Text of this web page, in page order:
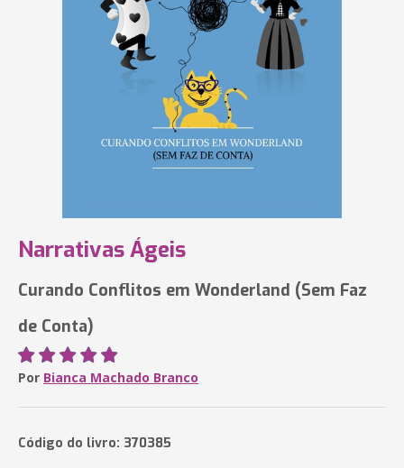
Narrativas Ágeis
Curando Conflitos em Wonderland (Sem Faz
de Conta)
Por Bianca Machado Branco
Código do livro: 370385